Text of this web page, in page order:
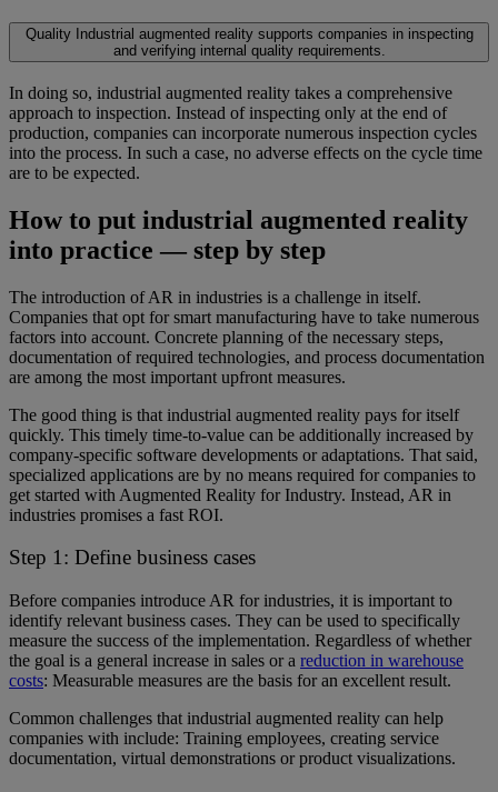
Quality
Industrial augmented reality supports companies in inspecting
and verifying internal quality requirements.
In doing so, industrial augmented reality takes a comprehensive
approach to inspection. Instead of inspecting only at the end of
production, companies can incorporate numerous inspection cycles
into the process. In such a case, no adverse effects on the cycle time
are to be expected.
How to put industrial augmented reality
into practice — step by step
The introduction of AR in industries is a challenge in itself.
Companies that opt for smart manufacturing have to take numerous
factors into account. Concrete planning of the necessary steps,
documentation of required technologies, and process documentation
are among the most important upfront measures.
The good thing is that industrial augmented reality pays for itself
quickly. This timely time-to-value can be additionally increased by
company-specific software developments or adaptations. That said,
specialized applications are by no means required for companies to
get started with Augmented Reality for Industry. Instead, AR in
industries promises a fast ROI.
Step 1: Define business cases
Before companies introduce AR for industries, it is important to
identify relevant business cases. They can be used to specifically
measure the success of the implementation. Regardless of whether
the goal is a general increase in sales or a reduction in warehouse
costs: Measurable measures are the basis for an excellent result.
Common challenges that industrial augmented reality can help
companies with include: Training employees, creating service
documentation, virtual demonstrations or product visualizations.